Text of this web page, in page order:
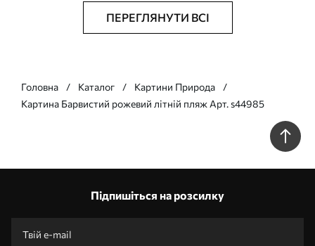
ПЕРЕГЛЯНУТИ ВСІ
Головна Каталог
Картини Природа
Картина Барвистий рожевий літній пляж Арт. s44985
Підпишіться на розсилку